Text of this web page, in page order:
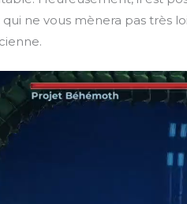
qui ne vous mènera pas très